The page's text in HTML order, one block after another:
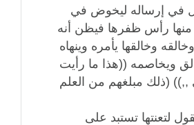
في إرساله ليخوض في
منها رأس ظفرها فيظن أنه
وخالقها يأمره وينهاه
ويخاصمه ((هذا ما رأيت
,,)) (ذلك مبلغهم من العلم
لتعنتها تستبد على